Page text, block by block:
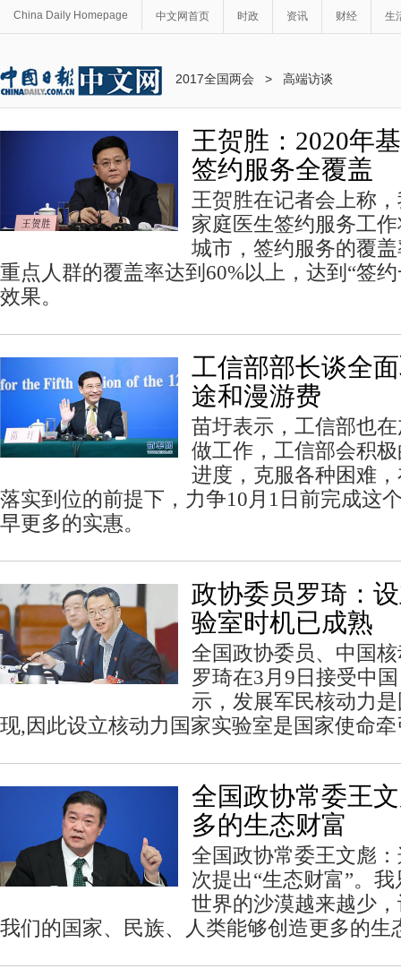
China Daily Homepage 中文网首页 时政 资讯 财经 生
2017全国两会 > 高端访谈
王贺胜：2020年
签约服务全覆盖
王贺胜在记者会上称
家庭医生签约服务工
城市，签约服务的覆
重点人群的覆盖率达到60%以上，达到“签
效果。
工信部部长谈全
途和漫游费
苗圩表示，工信部也
做工作，工信部会积
进度，克服各种困难
落实到位的前提下，力争10月1日前完成这
早更多的实惠。
政协委员罗琦：
验室时机已成熟
全国政协委员、中国
罗琦在3月9日接受中
示，发展军民核动力
现,因此设立核动力国家实验室是国家使命
全国政协常委王
多的生态财富
全国政协常委王文彪
次提出“生态财富”。
世界的沙漠越来越少
我们的国家、民族、人类能够创造更多的生